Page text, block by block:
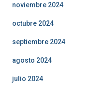
noviembre 2024
octubre 2024
septiembre 2024
agosto 2024
julio 2024